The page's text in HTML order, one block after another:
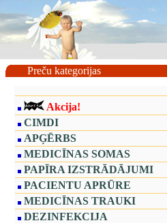
Preču kategorijas
Akcija!
CIMDI
APĢĒRBS
MEDICĪNAS SOMAS
PAPĪRA IZSTRĀDĀJUMI
PACIENTU APRŪRE
MEDICĪNAS TRAUKI
DEZINFEKCIJA